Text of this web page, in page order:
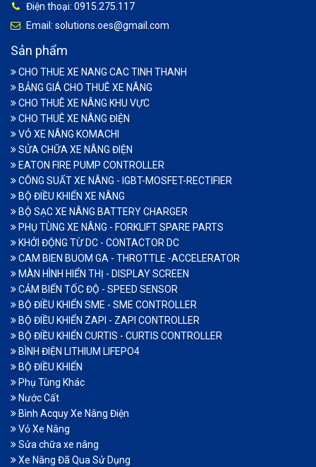
Điện thoại: 0915.275.117
Email: solutions.oes@gmail.com
Sản phẩm
CHO THUE XE NANG CAC TINH THANH
BẢNG GIÁ CHO THUÊ XE NÂNG
CHO THUÊ XE NÂNG KHU VỰC
CHO THUÊ XE NÂNG ĐIỆN
VỎ XE NÂNG KOMACHI
SỬA CHỮA XE NÂNG ĐIỆN
EATON FIRE PUMP CONTROLLER
CÔNG SUẤT XE NÂNG - IGBT-MOSFET-RECTIFIER
BỘ ĐIỀU KHIỂN XE NÂNG
BỘ SẠC XE NÂNG BATTERY CHARGER
PHỤ TÙNG XE NÂNG - FORKLIFT SPARE PARTS
KHỞI ĐỘNG TỪ DC - CONTACTOR DC
CAM BIEN BUOM GA - THROTTLE -ACCELERATOR
MÀN HÌNH HIỂN THỊ - DISPLAY SCREEN
CẢM BIẾN TỐC ĐỘ - SPEED SENSOR
BỘ ĐIỀU KHIỂN SME - SME CONTROLLER
BỘ ĐIỀU KHIỂN ZAPI - ZAPI CONTROLLER
BỘ ĐIỀU KHIỂN CURTIS - CURTIS CONTROLLER
BÌNH ĐIỆN LITHIUM LIFEPO4
BỘ ĐIỀU KHIỂN
Phụ Tùng Khác
Nước Cất
Bình Acquy Xe Nâng Điện
Vỏ Xe Nâng
Sửa chữa xe nâng
Xe Nâng Đã Qua Sử Dụng